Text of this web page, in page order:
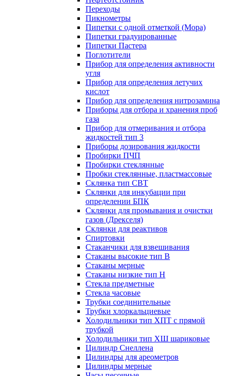
Переходы
Пикнометры
Пипетки с одной отметкой (Мора)
Пипетки градуированные
Пипетки Пастера
Поглотители
Прибор для определения активности
угля
Прибор для определения летучих
кислот
Прибор для определения нитрозамина
Приборы для отбора и хранения проб
газа
Прибор для отмеривания и отбора
жидкостей тип 3
Приборы дозирования жидкости
Пробирки ПЧП
Пробирки стеклянные
Пробки стеклянные, пластмассовые
Склянка тип СВТ
Склянки для инкубации при
определении БПК
Склянки для промывания и очистки
газов (Дрекселя)
Склянки для реактивов
Спиртовки
Стаканчики для взвешивания
Стаканы высокие тип В
Стаканы мерные
Стаканы низкие тип Н
Стекла предметные
Стекла часовые
Трубки соединительные
Трубки хлоркальциевые
Холодильники тип ХПТ с прямой
трубкой
Холодильники тип ХШ шариковые
Цилиндр Снеллена
Цилиндры для ареометров
Цилиндры мерные